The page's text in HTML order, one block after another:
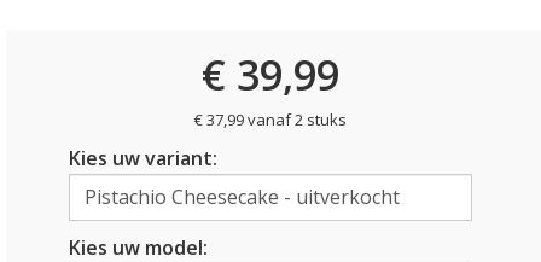
€ 39,99
€ 37,99 vanaf 2 stuks
Kies uw variant:
Kies uw model: